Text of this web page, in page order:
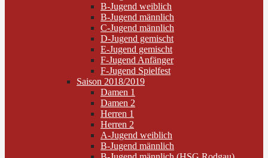
B-Jugend weiblich
B-Jugend männlich
C-Jugend männlich
D-Jugend gemischt
E-Jugend gemischt
F-Jugend Anfänger
F-Jugend Spielfest
Saison 2018/2019
Damen 1
Damen 2
Herren 1
Herren 2
A-Jugend weiblich
B-Jugend männlich